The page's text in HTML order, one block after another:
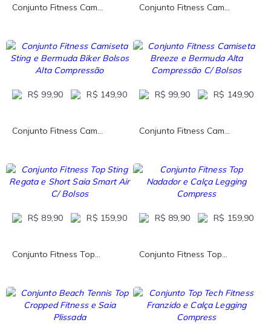
Conjunto Fitness Cam... Conjunto Fitness Cam...
R$ 99,90 R$ 149,90
Conjunto Fitness Cam...
R$ 99,90 R$ 149,90
Conjunto Fitness Cam...
R$ 89,90 R$ 159,90
Conjunto Fitness Top...
R$ 89,90 R$ 159,90
Conjunto Fitness Top...